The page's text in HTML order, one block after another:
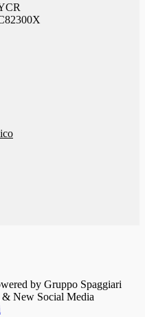
by Gruppo Spaggiari
New Social Media